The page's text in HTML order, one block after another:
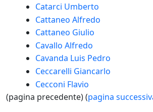
Catarci Umberto
Cattaneo Alfredo
Cattaneo Giulio
Cavallo Alfredo
Cavanda Luis Pedro
Ceccarelli Giancarlo
Cecconi Flavio
(pagina precedente) (pagina